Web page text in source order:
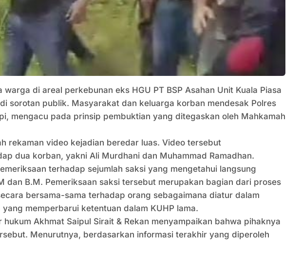
di areal perkebunan eks HGU PT BSP Asahan Unit Kuala Piasa
sorotan publik. Masyarakat dan keluarga korban mendesak Polres
mengacu pada prinsip pembuktian yang ditegaskan oleh Mahkamah
rekaman video kejadian beredar luas. Video tersebut
dua korban, yakni Ali Murdhani dan Muhammad Ramadhan.
terhadap sejumlah saksi yang mengetahui langsung
B.M. Pemeriksaan saksi tersebut merupakan bagian dari proses
bersama-sama terhadap orang sebagaimana diatur dalam
memperbarui ketentuan dalam KUHP lama.
Akhmat Saipul Sirait & Rekan menyampaikan bahwa pihaknya
Menurutnya, berdasarkan informasi terakhir yang diperoleh